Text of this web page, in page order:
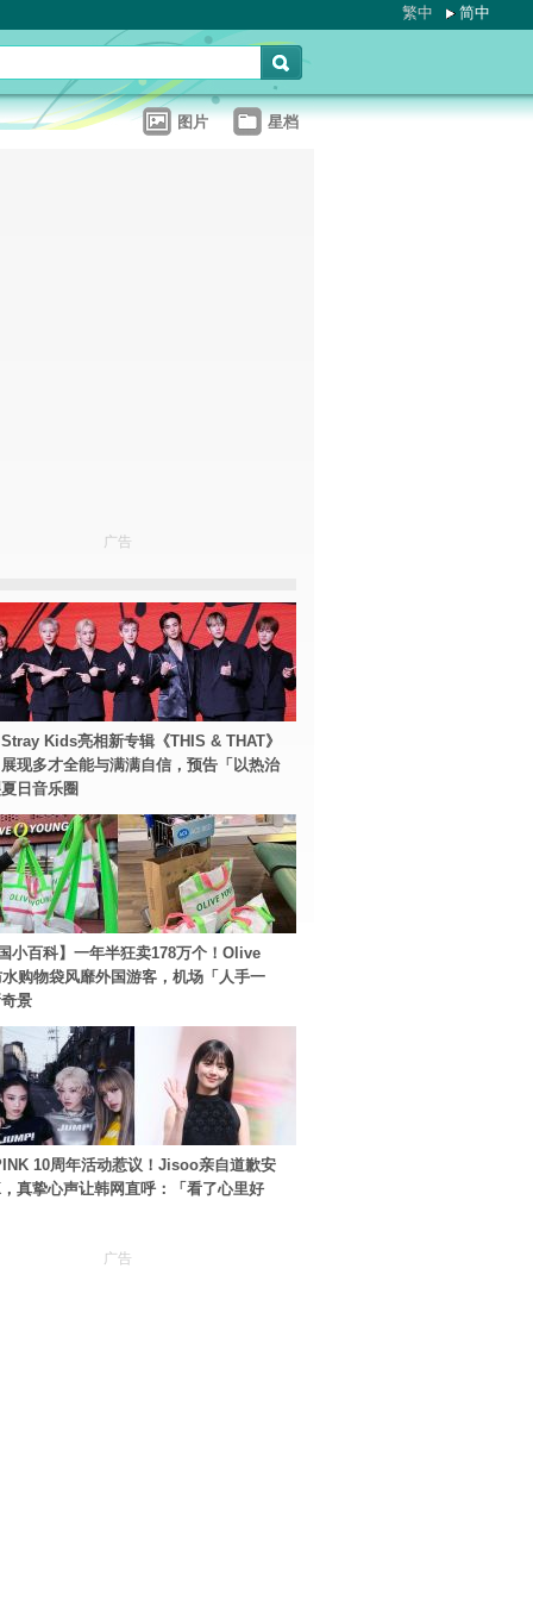
繁中 简中
图片 星档
广告
Kids亮相新专辑《THIS & THAT》
现多才全能与满满自信，预告「以热治
日音乐圈
小百科】一年半狂卖178万个！Olive
购物袋风靡外国游客，机场「人手一
景
10周年活动惹议！Jisoo亲自道歉安
真挚心声让韩网直呼：「看了心里好
广告